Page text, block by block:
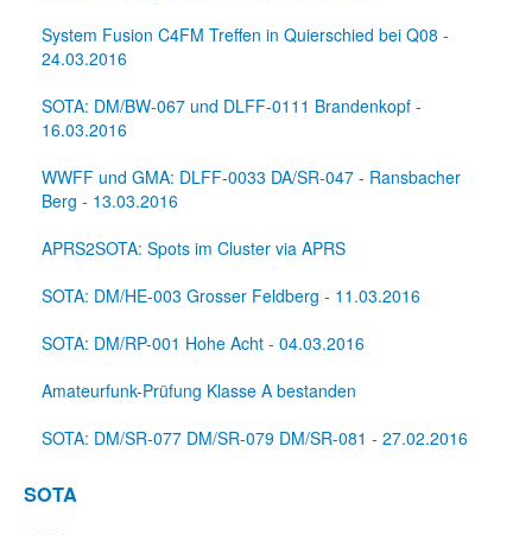
System Fusion C4FM Treffen in Quierschied bei Q08 -
24.03.2016
SOTA: DM/BW-067 und DLFF-0111 Brandenkopf -
16.03.2016
WWFF und GMA: DLFF-0033 DA/SR-047 - Ransbacher
Berg - 13.03.2016
APRS2SOTA: Spots im Cluster via APRS
SOTA: DM/HE-003 Grosser Feldberg - 11.03.2016
SOTA: DM/RP-001 Hohe Acht - 04.03.2016
Amateurfunk-Prüfung Klasse A bestanden
SOTA: DM/SR-077 DM/SR-079 DM/SR-081 - 27.02.2016
SOTA